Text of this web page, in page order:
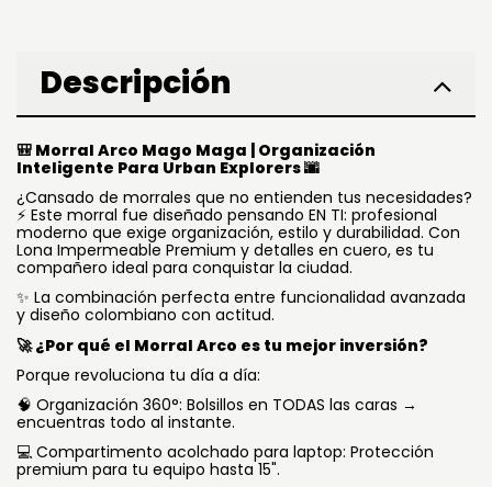
Descripción
🎒 Morral Arco Mago Maga | Organización
Inteligente Para Urban Explorers🌆
¿Cansado de morrales que no entienden tus necesidades?
⚡ Este morral fue diseñado pensando EN TI: profesional
moderno que exige organización, estilo y durabilidad. Con
Lona Impermeable Premium y detalles en cuero, es tu
compañero ideal para conquistar la ciudad.
✨ La combinación perfecta entre funcionalidad avanzada
y diseño colombiano con actitud.
🚀¿Por qué el Morral Arco es tu mejor inversión?
Porque revoluciona tu día a día:
🧠 Organización 360°: Bolsillos en TODAS las caras →
encuentras todo al instante.
💻 Compartimento acolchado para laptop: Protección
premium para tu equipo hasta 15".